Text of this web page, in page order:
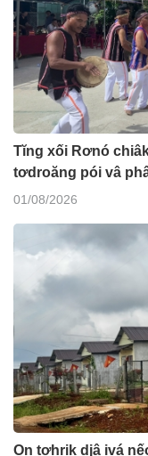
Tĭng xối Rơnó
tơdroăng pói vâ
01/08/2026
On tơhrik djâ ivá